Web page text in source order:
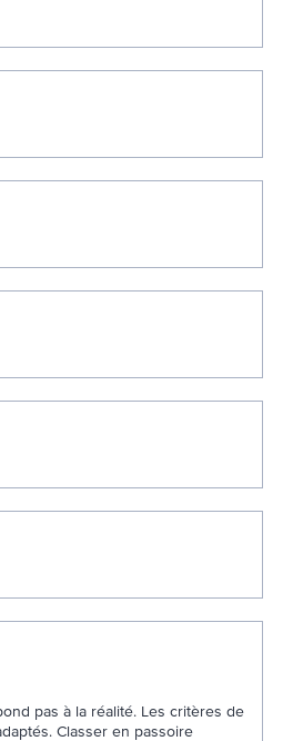
pas à la réalité. Les critères de
Classer en passoire